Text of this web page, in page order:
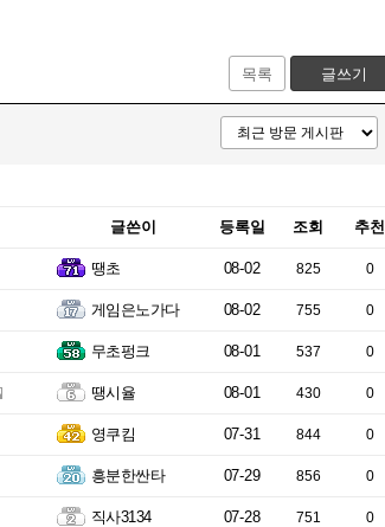
목록 글쓰기
글쓴이 등록일 조회 추천
땡초 08-02 825 0
게임은노가다 08-02 755 0
무초펑크 08-01 537 0
땡시율 08-01 430 0
영쿠킴 07-31 844 0
흥분한싼타 07-29 856 0
직사3134 07-28 751 0